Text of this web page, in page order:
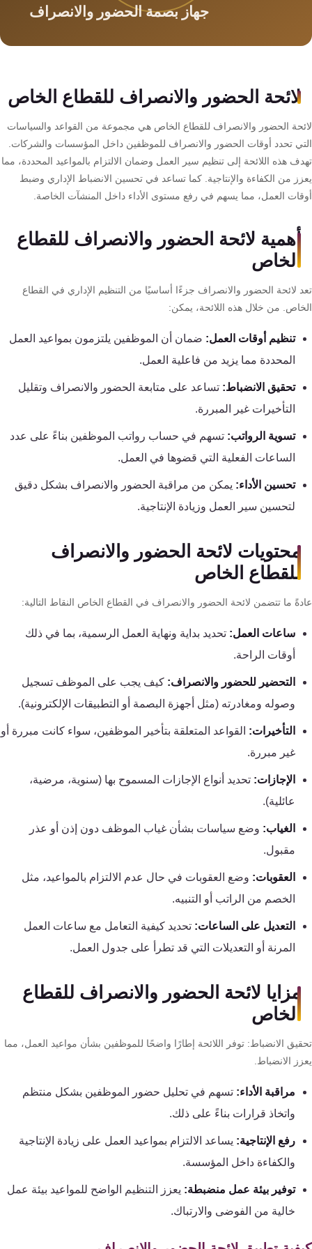
AR
لائحة الحضور والانصراف للقطاع الخاص
الحضور والانصراف للقطاع الخاص هي مجموعة من القواعد والسياسات
تحدد أوقات الحضور والانصراف للموظفين داخل المؤسسات والشركات.
هذه اللائحة إلى تنظيم سير العمل وضمان الالتزام بالمواعيد المحددة، مما
من الكفاءة والإنتاجية. كما تساعد في تحسين الانضباط الإداري وضبط
العمل، مما يسهم في رفع مستوى الأداء داخل المنشآت الخاصة.
أهمية لائحة الحضور والانصراف للقطاع
الخاص
لائحة الحضور والانصراف جزءًا أساسيًا من التنظيم الإداري في القطاع
من خلال هذه اللائحة، يمكن:
تنظيم أوقات العمل: ضمان أن الموظفين يلتزمون بمواعيد العمل
المحددة مما يزيد من فاعلية العمل.
تحقيق الانضباط:تساعد على متابعة الحضور والانصراف وتقليل
التأخيرات غير المبررة.
تسوية الرواتب:تسهم في حساب رواتب الموظفين بناءً على عدد
الساعات الفعلية التي قضوها في العمل.
تحسين الأداء: يمكن من مراقبة الحضور والانصراف بشكل دقيق
لتحسين سير العمل وزيادة الإنتاجية.
محتويات لائحة الحضور والانصراف
للقطاع الخاص
ما تتضمن لائحة الحضور والانصراف في القطاع الخاص النقاط التالية:
ساعات العمل: تحديد بداية ونهاية العمل الرسمية، بما في ذلك
أوقات الراحة.
التحضير للحضور والانصراف:كيف يجب على الموظف تسجيل
وصوله ومغادرته (مثل أجهزة البصمة أو التطبيقات الإلكترونية).
التأخيرات:القواعد المتعلقة بتأخير الموظفين، سواء كانت مبررة أو
غير مبررة.
الإجازات:تحديد أنواع الإجازات المسموح بها (سنوية، مرضية،
عائلية).
الغياب:وضع سياسات بشأن غياب الموظف دون إذن أو عذر
مقبول.
العقوبات:وضع العقوبات في حال عدم الالتزام بالمواعيد، مثل
الخصم من الراتب أو التنبيه.
التعديل على الساعات:تحديد كيفية التعامل مع ساعات العمل
المرنة أو التعديلات التي قد تطرأ على جدول العمل.
مزايا لائحة الحضور والانصراف للقطاع
الخاص
الانضباط: توفر اللائحة إطارًا واضحًا للموظفين بشأن مواعيد العمل، مما
الانضباط.
مراقبة الأداء: تسهم في تحليل حضور الموظفين بشكل منتظم
واتخاذ قرارات بناءً على ذلك.
رفع الإنتاجية:يساعد الالتزام بمواعيد العمل على زيادة الإنتاجية
والكفاءة داخل المؤسسة.
توفير بيئة عمل منضبطة:يعزز التنظيم الواضح للمواعيد بيئة عمل
خالية من الفوضى والارتباك.
حلول
أمنية
للشركات
والمصانع
بصمة
الحضور
شبكات
المحمول
انتركم
أنظمة
إنذار
الحريق
كنترول